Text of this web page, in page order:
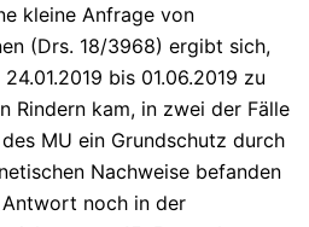
kleine Anfrage von
(Drs. 18/3968) ergibt sich,
bis 01.06.2019 zu
Rindern kam, in zwei der Fälle
MU ein Grundschutz durch
Nachweise befanden
noch in der